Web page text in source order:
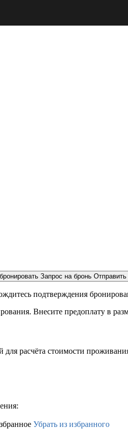
Запрос на бронь Отправить
подтверждения
Внесите предоплату в
для расчёта стоимости
Убрать из избранного